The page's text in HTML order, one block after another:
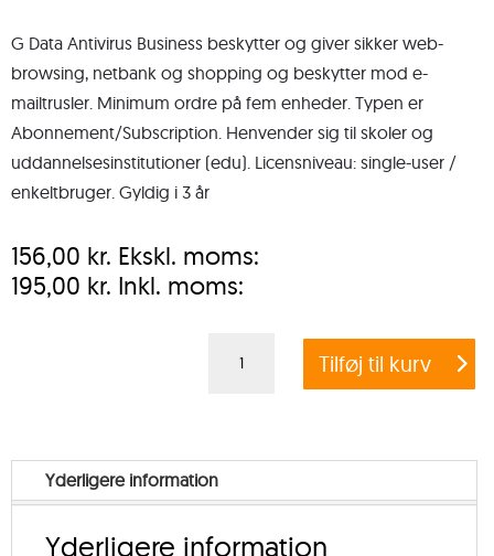
G Data Antivirus Business beskytter og giver sikker web-
browsing, netbank og shopping og beskytter mod e-
mailtrusler. Minimum ordre på fem enheder. Typen er
Abonnement/Subscription. Henvender sig til skoler og
uddannelsesinstitutioner (edu). Licensniveau: single-user /
enkeltbruger. Gyldig i 3 år
156,00 kr. Ekskl. moms:
195,00 kr. Inkl. moms:
EXCHANGE
MAIL
Tilføj til kurv
Yderligere information
Yderligere information